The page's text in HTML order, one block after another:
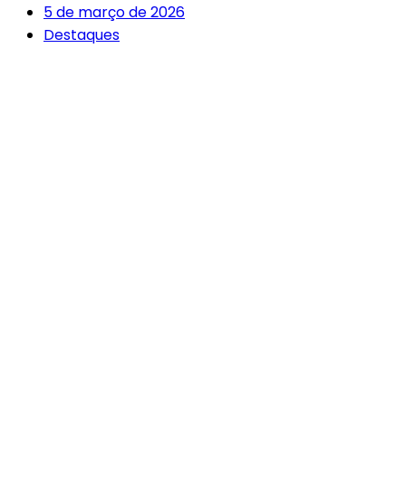
5 de março de 2026
Destaques